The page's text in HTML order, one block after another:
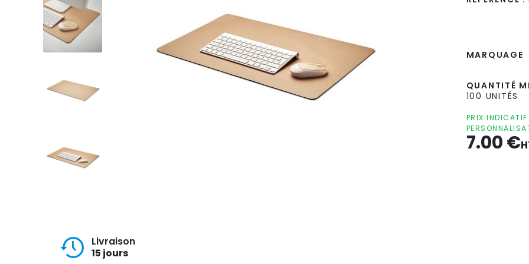
Livraison
15 jours
MARQUAGE
QUANTITÉ
100 UNITÉS
PRIX
7.00€